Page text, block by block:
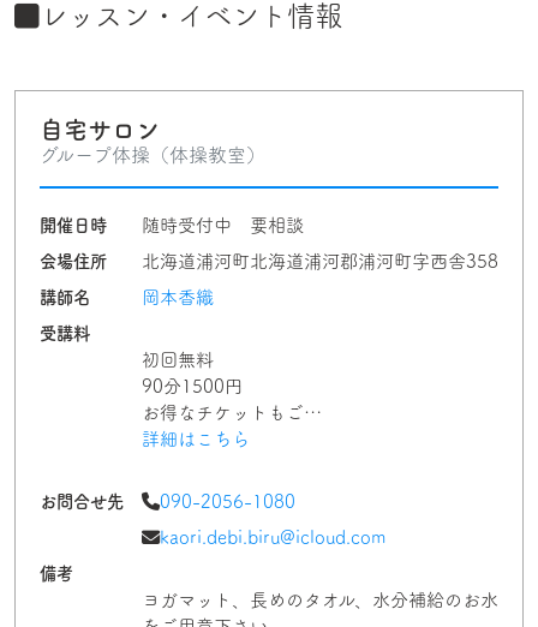
レッスン・イベント情報
自宅サロン
グループ体操（体操教室）
開催日時
随時受付中 要相談
会場住所
北海道浦河町北海道浦河郡浦河町字西舎358
講師名
岡本香織
受講料
初回無料
90分1500円
お得なチケットもご…
詳細はこちら
お問合せ先
090-2056-1080
kaori.debi.biru@icloud.com
備考
ヨガマット、長めのタオル、水分補給のお水